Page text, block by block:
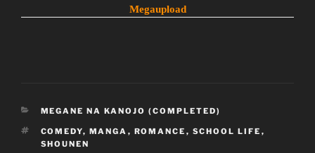
Megaupload
CATEGORIES
MEGANE NA KANOJO (COMPLETED)
TAGS
COMEDY, MANGA , ROMANCE , SCHOOL LIFE ,
SHOUNEN